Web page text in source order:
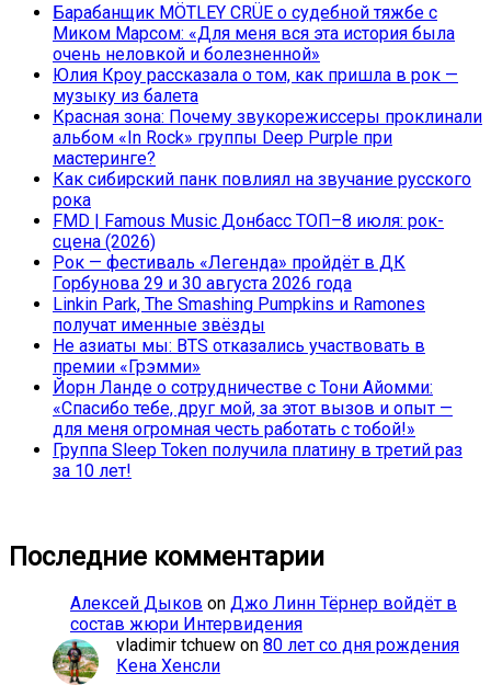
Барабанщик MÖTLEY CRÜE о судебной тяжбе с
Миком Марсом: «Для меня вся эта история была
очень неловкой и болезненной»
Юлия Кроу рассказала о том, как пришла в рок —
музыку из балета
Красная зона: Почему звукорежиссеры проклинали
альбом «In Rock» группы Deep Purple при
мастеринге?
Как сибирский панк повлиял на звучание русского
рока
FMD | Famous Music Донбасс ТОП–8 июля: рок-
сцена (2026)
Рок — фестиваль «Легенда» пройдёт в ДК
Горбунова 29 и 30 августа 2026 года
Linkin Park, The Smashing Pumpkins и Ramones
получат именные звёзды
Не азиаты мы: BTS отказались участвовать в
премии «Грэмми»
Йорн Ланде о сотрудничестве с Тони Айомми:
«Спасибо тебе, друг мой, за этот вызов и опыт —
для меня огромная честь работать с тобой!»
Группа Sleep Token получила платину в третий раз
за 10 лет!
Последние комментарии
Алексей Дыков on Джо Линн Тёрнер войдёт в
состав жюри Интервидения
vladimir tchuew on 80 лет со дня рождения
Кена Хенсли